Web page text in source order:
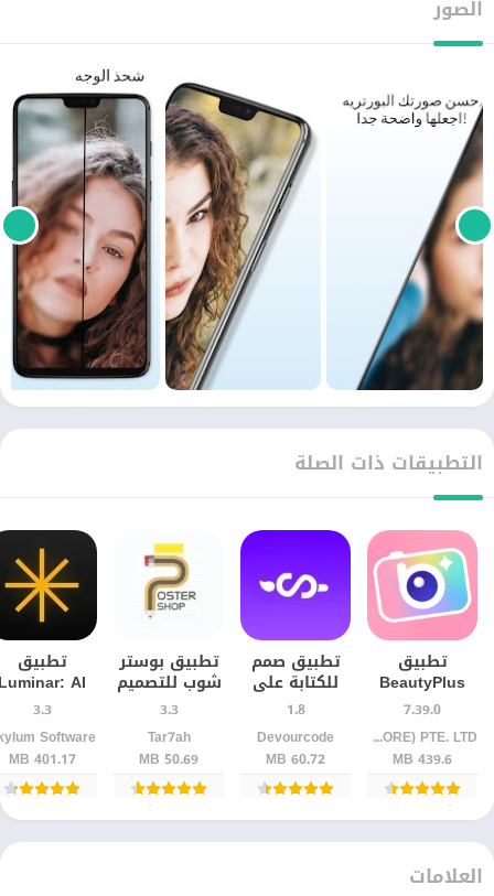
الصور
التطبيقات ذات الصلة
تطبيق
BeautyPlus
للرتوش
والفلاتر على
الهاتف
7.39.0
PIXOCIAL TECHNOLOGY (SINGAPORE) PTE. LTD.
439.6 MB
تطبيق صمم
للكتابة على
الصور
والتصميم
للأندرويد –
محرر صور
احترافي
1.8
Devourcode
60.72 MB
تطبيق بوستر
شوب للتصميم
والكتابة على
الصور –
للأندرويد
3.3
Tar7ah
50.69 MB
تطبيق
AI
Editor
للأندرويد
إصدار
3.3
Software
401.17 MB
العلامات